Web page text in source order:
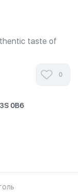
taste of
0
0B6